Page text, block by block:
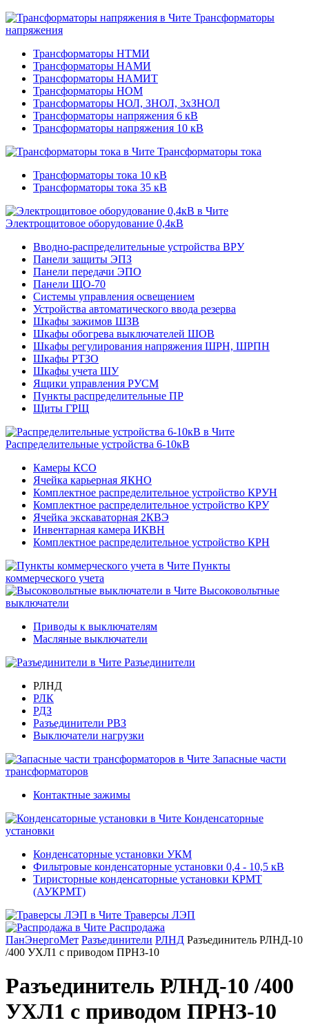
Трансформаторы
напряжения
Трансформаторы НТМИ
Трансформаторы НАМИ
Трансформаторы НАМИТ
Трансформаторы НОМ
Трансформаторы НОЛ, ЗНОЛ, 3хЗНОЛ
Трансформаторы напряжения 6 кВ
Трансформаторы напряжения 10 кВ
Трансформаторы тока
Трансформаторы тока 10 кВ
Трансформаторы тока 35 кВ
Электрощитовое оборудование 0,4кВ
Вводно-распределительные устройства ВРУ
Панели защиты ЭПЗ
Панели передачи ЭПО
Панели ЩО-70
Системы управления освещением
Устройства автоматического ввода резерва
Шкафы зажимов ШЗВ
Шкафы обогрева выключателей ШОВ
Шкафы регулирования напряжения ШРН, ШРПН
Шкафы РТЗО
Шкафы учета ШУ
Ящики управления РУСМ
Пункты распределительные ПР
Щиты ГРЩ
Распределительные устройства 6-10кВ
Камеры КСО
Ячейка карьерная ЯКНО
Комплектное распределительное устройство КРУН
Комплектное распределительное устройство КРУ
Ячейка экскаваторная 2КВЭ
Инвентарная камера ИКВН
Комплектное распределительное устройство КРН
Пункты
коммерческого учета
Высоковольтные
выключатели
Приводы к выключателям
Масляные выключатели
Разъединители
РЛНД
РЛК
РДЗ
Разъединители РВЗ
Выключатели нагрузки
Запасные части
трансформаторов
Контактные зажимы
Конденсаторные
установки
Конденсаторные установки УКМ
Фильтровые конденсаторные установки 0,4 - 10,5 кВ
Тиристорные конденсаторные установки КРМТ
(АУКРМТ)
Траверсы ЛЭП
Распродажа
ПанЭнергоМет Разъединители РЛНД Разъединитель РЛНД-10
/400 УХЛ1 с приводом ПРНЗ-10
Разъединитель РЛНД-10 /400
УХЛ1 с приводом ПРНЗ-10